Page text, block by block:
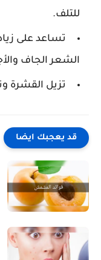
للتلف.
تساعد على
الشعر الجاف
تزيل
قد يعجبك ايضا